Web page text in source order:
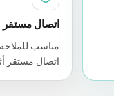
اتصال مستقر
مناسب
اتصال مستقر